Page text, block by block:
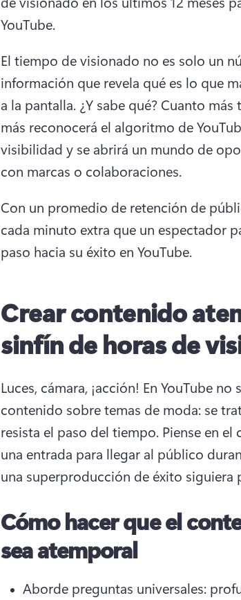
YouTube.
El tiempo de visionado no es solo un
información que revela qué es lo que
a la pantalla. ¿Y sabe qué? Cuanto más
más reconocerá el algoritmo de
visibilidad y se abrirá un mundo de
con marcas o colaboraciones.
Con un promedio de retención de
cada minuto extra que un espectador
paso hacia su éxito en YouTube.
Crear contenido
sinfín de horas de
Luces, cámara, ¡acción! En YouTube no
contenido sobre temas de moda: se
resista el paso del tiempo. Piense en
una entrada para llegar al público
una superproducción de éxito siguiera
Cómo hacer que el
sea atemporal
Aborde preguntas universales: